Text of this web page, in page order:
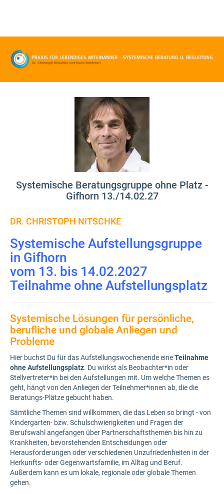
Systemische Beratungsgruppe ohne Platz -
Gifhorn 13./14.02.27
DR. CHRISTOPH NITSCHKE
Systemische Aufstellungsgruppe
in Gifhorn
vom 13. bis 14.02.2027
Teilnahme ohne Aufstellungsplatz
Systemische Lösungen für persönliche,
berufliche und globale Anliegen und
Probleme
Hier buchst Du für das Aufstellungswochenende eineTeilnahme
ohne Aufstellungsplatz. Du wirkst als Beobachter*in oder
Stellvertreter*in bei den Aufstellungen mit. Um welche Themen es
geht, hängt von den Anliegen der Teilnehmer*innen ab, die die
Beratungs-Plätze gebucht haben.
Sämtliche Themen sind willkommen, die das Leben so bringt - von
Kindergarten- bzw. Schulschwierigkeiten und Fragen der
Berufswahl angefangen über Partnerschaftsthemen bis hin zu
Krankheiten, bevorstehenden Entscheidungen oder
Herausforderungen oder verschiedenen Unzufriedenheiten in der
Herkunfts- oder Gegenwartsfamilie, im Alltag und Beruf.
Außerdem kann es um lokale, regionale oder globale Themen
gehen.